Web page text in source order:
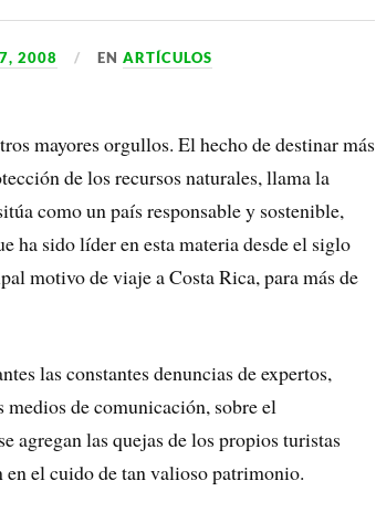
2008 ENARTÍCULOS
mayores orgullos. El hecho de destinar más
de los recursos naturales, llama la
como un país responsable y sostenible,
ha sido líder en esta materia desde el siglo
motivo de viaje a Costa Rica, para más de
las constantes denuncias de expertos,
de comunicación, sobre el
agregan las quejas de los propios turistas
en el cuido de tan valioso patrimonio.